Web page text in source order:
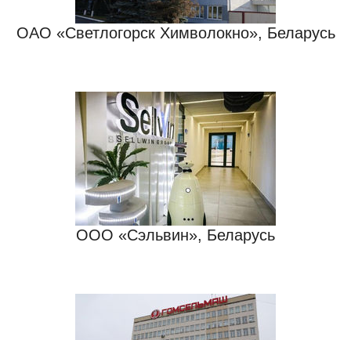
ОАО «Светлогорск Химволокно», Беларусь
ООО «Сэльвин», Беларусь